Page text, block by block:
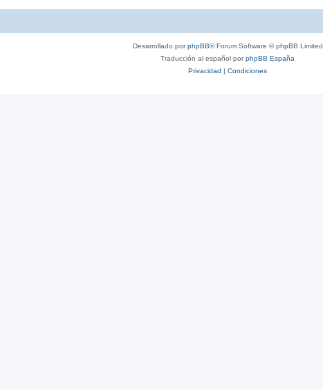
Desarrollado porphpBB® Forum Software © phpBB Limited
Traducción al español porphpBB España
Privacidad | Condiciones